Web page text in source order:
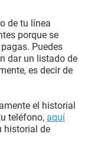
de tu línea
porque se
Puedes
dar un listado de
es decir de
el historial
teléfono, aquí
historial de